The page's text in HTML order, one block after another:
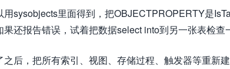
用sysobjects里面得到，把OBJECTPROPERTY是
还报告错误，试着把数据select into到另一张表检查
之后，把所有索引、视图、存储过程、触发器等重新